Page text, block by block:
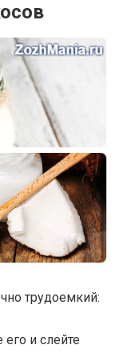
трудоемкий:
и слейте